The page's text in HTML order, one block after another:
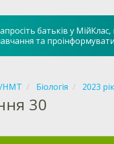
батьків у
та проінформувати
НМТ Біологія 2023 рік
30